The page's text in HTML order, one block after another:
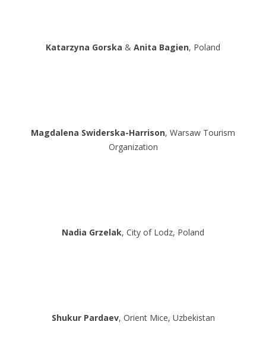
Katarzyna Gorska & Anita Bagien, Poland
Magdalena Swiderska-Harrison, Warsaw Tourism
Organization
Nadia Grzelak, City of Lodz, Poland
Shukur Pardaev, Orient Mice, Uzbekistan